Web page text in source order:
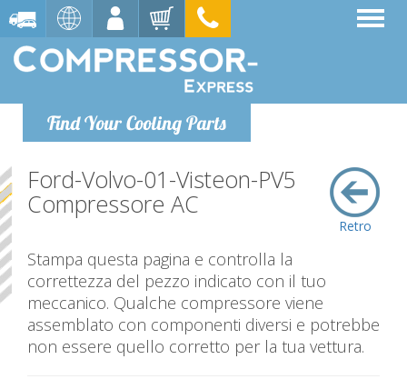
Find Your Cooling Parts
Retro
Ford-Volvo-01-Visteon-PV5
Compressore AC
Stampa questa pagina e controlla la
correttezza del pezzo indicato con il tuo
meccanico. Qualche compressore viene
assemblato con componenti diversi e potrebbe
non essere quello corretto per la tua vettura.